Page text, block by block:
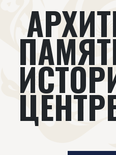
Авторы
Издательство
Проекты
Книги